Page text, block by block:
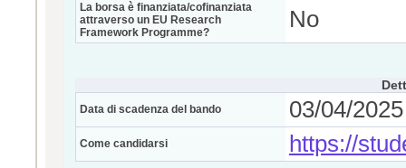
La borsa è finanziata/cofinanziata
attraverso un EU Research
Framework Programme?
No
Data di scadenza del bando 03/04/
Come candidarsi https://